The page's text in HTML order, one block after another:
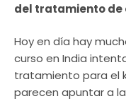
del tratamiento de
Hoy en día hay
curso en India
tratamiento para el
parecen apuntar a